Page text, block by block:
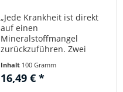
„Jede Krankheit ist direkt
auf einen
Mineralstoffmangel
zurückzuführen. Zwei
Nahrungsaufnahme sollten
Mineralstoffe sein.“ – Zitat
Inhalt 100 Gramm
16,49 € *